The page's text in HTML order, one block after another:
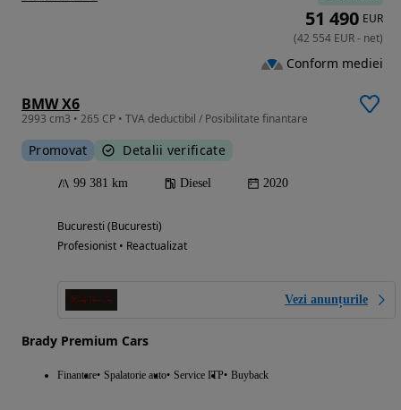
BMW X6
2993 cm3 • 265 CP • TVA deductibil / Posibilitate finantare
Promovat Detalii verificate
99 381 km Diesel 2020
Bucuresti (Bucuresti)
Profesionist • Reactualizat
Vezi anunțurile
Brady Premium Cars
Finantare Spalatorie auto Service ITP Buyback
51 490 EUR
(42 554 EUR- net)
Conform mediei